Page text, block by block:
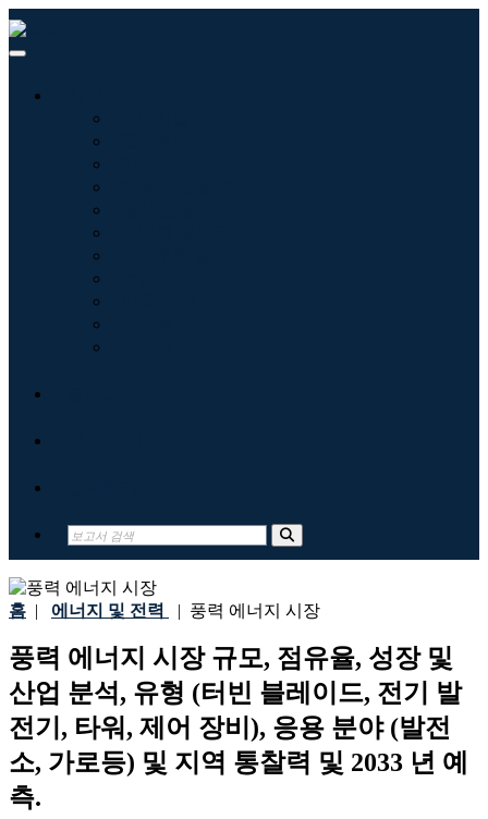
홈 | 에너지 및 전력 | 풍력 에너지 시장
풍력 에너지 시장 규모, 점유율, 성장 및
산업 분석, 유형 (터빈 블레이드, 전기 발
전기, 타워, 제어 장비), 응용 분야 (발전
소, 가로등) 및 지역 통찰력 및 2033 년 예
측.